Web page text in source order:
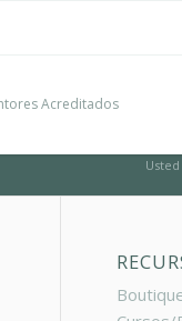
Acreditados